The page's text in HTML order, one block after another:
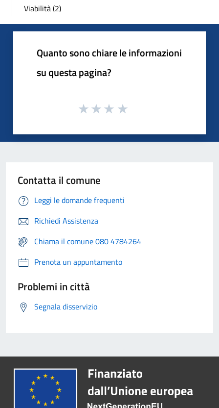
Viabilità (2)
Quanto sono chiare le informazioni
su questa pagina?
Contatta il comune
Leggi le domande frequenti
Richiedi Assistenza
Chiama il comune 080 4784264
Prenota un appuntamento
Problemi in città
Segnala disservizio